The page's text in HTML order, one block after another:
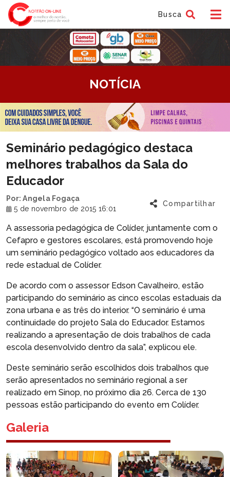
Busca
NOTÍCIA
Seminário pedagógico destaca
melhores trabalhos da Sala do
Educador
Por: Angela Fogaça
5 de novembro de 2015 16:01
Compartilhar
A assessoria pedagógica de Colíder, juntamente com o
Cefapro e gestores escolares, está promovendo hoje
um seminário pedagógico voltado aos educadores da
rede estadual de Colíder.
De acordo com o assessor Edson Cavalheiro, estão
participando do seminário as cinco escolas estaduais da
zona urbana e as três do interior. “O seminário é uma
continuidade do projeto Sala do Educador. Estamos
realizando a apresentação de dois trabalhos de cada
escola desenvolvido dentro da sala”, explicou ele.
Deste seminário serão escolhidos dois trabalhos que
serão apresentados no seminário regional a ser
realizado em Sinop, no próximo dia 26. Cerca de 130
pessoas estão participando do evento em Colíder.
Galeria